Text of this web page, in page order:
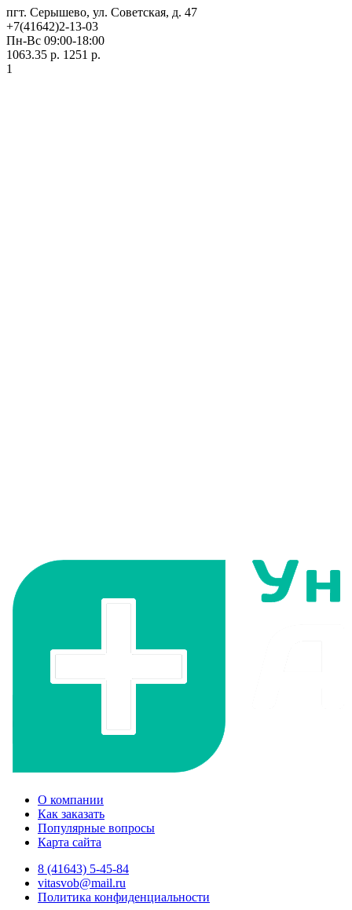
пгт. Серышево, ул. Советская, д. 47
+7(41642)2-13-03
Пн-Вс 09:00-18:00
1063.35 р. 1251 р.
1
О компании
Как заказать
Популярные вопросы
Карта сайта
8 (41643) 5-45-84
vitasvob@mail.ru
Политика конфиденциальности